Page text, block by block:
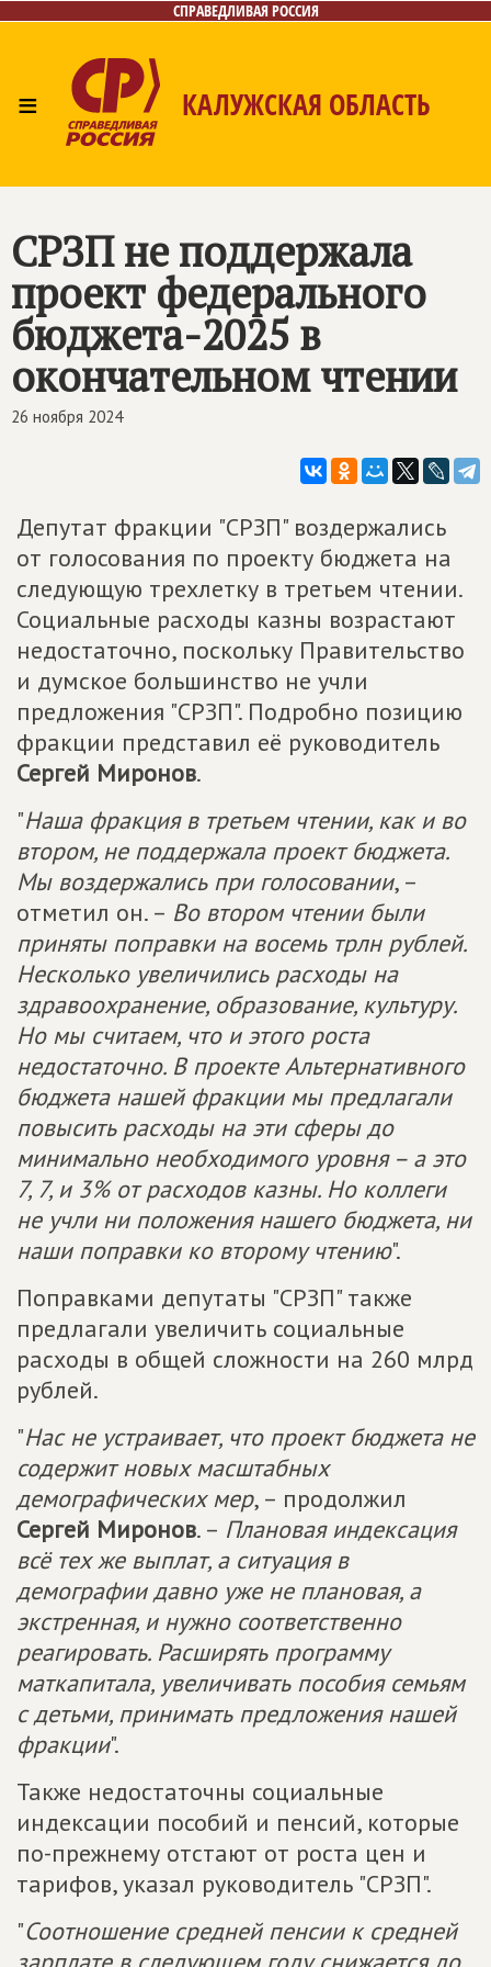
СПРАВЕДЛИВАЯ РОССИЯ
≡ КАЛУЖСКАЯ ОБЛАСТЬ
СРЗП не поддержала
проект федерального
бюджета-2025 в
окончательном чтении
26 ноября 2024
Депутат фракции "СРЗП" воздержались
от голосования по проекту бюджета на
следующую трехлетку в третьем чтении.
Социальные расходы казны возрастают
недостаточно, поскольку Правительство
и думское большинство не учли
предложения "СРЗП". Подробно позицию
фракции представил её руководитель
Сергей Миронов.
"Наша фракция в третьем чтении, как и во
втором, не поддержала проект бюджета.
Мы воздержались при голосовании, –
отметил он. – Во втором чтении были
приняты поправки на восемь трлн рублей.
Несколько увеличились расходы на
здравоохранение, образование, культуру.
Но мы считаем, что и этого роста
недостаточно. В проекте Альтернативного
бюджета нашей фракции мы предлагали
повысить расходы на эти сферы до
минимально необходимого уровня – а это
7, 7, и 3% от расходов казны. Но коллеги
не учли ни положения нашего бюджета, ни
наши поправки ко второму чтению".
Поправками депутаты "СРЗП" также
предлагали увеличить социальные
расходы в общей сложности на 260 млрд
рублей.
"Нас не устраивает, что проект бюджета не
содержит новых масштабных
демографических мер, – продолжил
Сергей Миронов. – Плановая индексация
всё тех же выплат, а ситуация в
демографии давно уже не плановая, а
экстренная, и нужно соответственно
реагировать. Расширять программу
маткапитала, увеличивать пособия семьям
с детьми, принимать предложения нашей
фракции".
Также недостаточны социальные
индексации пособий и пенсий, которые
по-прежнему отстают от роста цен и
тарифов, указал руководитель "СРЗП".
"Соотношение средней пенсии к средней